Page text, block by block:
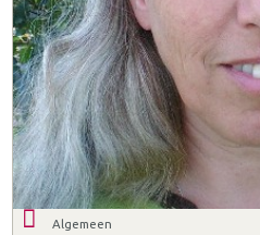
Algemeen